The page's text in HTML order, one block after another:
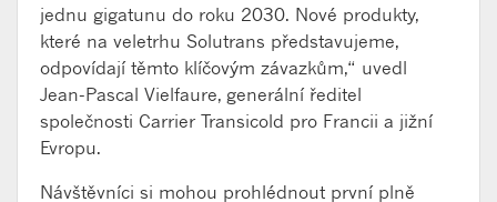
jednu gigatunu do roku 2030. Nové produkty,
které na veletrhu Solutrans představujeme,
odpovídají těmto klíčovým závazkům,“ uvedl
Jean-Pascal Vielfaure, generální ředitel
společnosti Carrier Transicold pro Francii a jižní
Evropu.
Návštěvníci si mohou prohlédnout první plně